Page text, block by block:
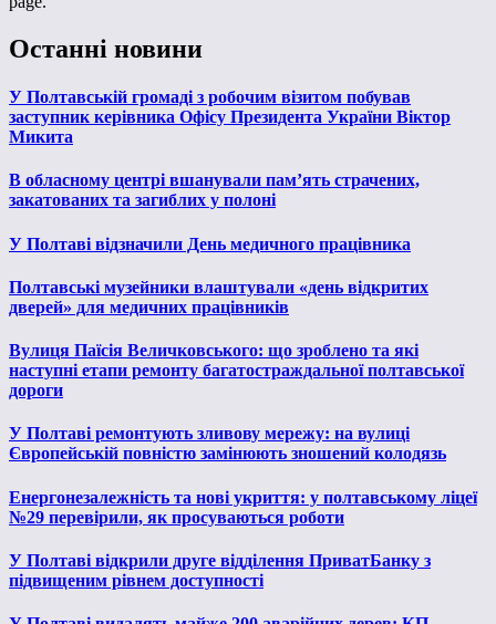
Останні новини
У Полтавській громаді з робочим візитом побував
заступник керівника Офісу Президента України Віктор
Микита
В обласному центрі вшанували пам’ять страчених,
закатованих та загиблих у полоні
У Полтаві відзначили День медичного працівника
Полтавські музейники влаштували «день відкритих
дверей» для медичних працівників
Вулиця Паїсія Величковського: що зроблено та які
наступні етапи ремонту багатостраждальної полтавської
дороги
У Полтаві ремонтують зливову мережу: на вулиці
Європейській повністю замінюють зношений колодязь
Енергонезалежність та нові укриття: у полтавському ліцеї
№29 перевірили, як просуваються роботи
У Полтаві відкрили друге відділення ПриватБанку з
підвищеним рівнем доступності